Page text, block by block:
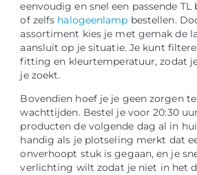
eenvoudig en snel een passende TL
of zelfs halogeenlamp bestellen.
assortiment kies je met gemak de
aansluit op je situatie. Je kunt
fitting en kleurtemperatuur, zodat
je zoekt.
Bovendien hoef je je geen zorgen
wachttijden. Bestel je voor 20:30
producten de volgende dag al in
handig als je plotseling merkt dat
onverhoopt stuk is gegaan, en je
verlichting wilt zodat je niet in het